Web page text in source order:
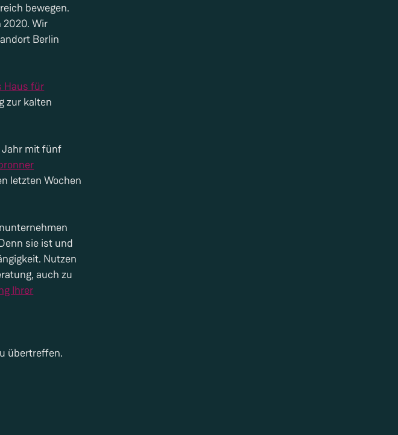
bewegen.
2020. Wir
Berlin
Haus für
zur kalten
Jahr mit fünf
letzten Wochen
sie ist und
Nutzen
auch zu
Ihrer
übertreffen.